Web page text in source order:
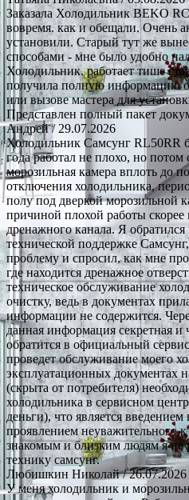
Заказала Холодильник BEKO
вовремя. как и обещали. Очень
установили. Старый тут же
способами - мне было удобно
Холодильник. работает тише
получила полную информацию
или вызове мастера для
Представлен полный пакет
Андрей/ 29.07.2026
Холодильник Самсунг RL50RR
года работал не плохо, но потом
морозильная камера вплоть до
отключения холодильника,
полу под дверкой морозильной
причиной плохой работы скорее
дренажного канала. Я
технической поддержке
проблему и спросил, как мне
где находится дренажное
техническое обслуживание
очистку, ведь в документах
информации не содержится.
данная информация секретная и
обратится в официальный
проведет обслуживание моего
эксплуатационных документах
(скрыта от потребителя)
холодильника в сервисном
деньги), что является
проявлением неуважительного
знакомым и близким людям я не
технику самсунг.
Любишкин Николай/ 26.07.2026
У меня холодильник и